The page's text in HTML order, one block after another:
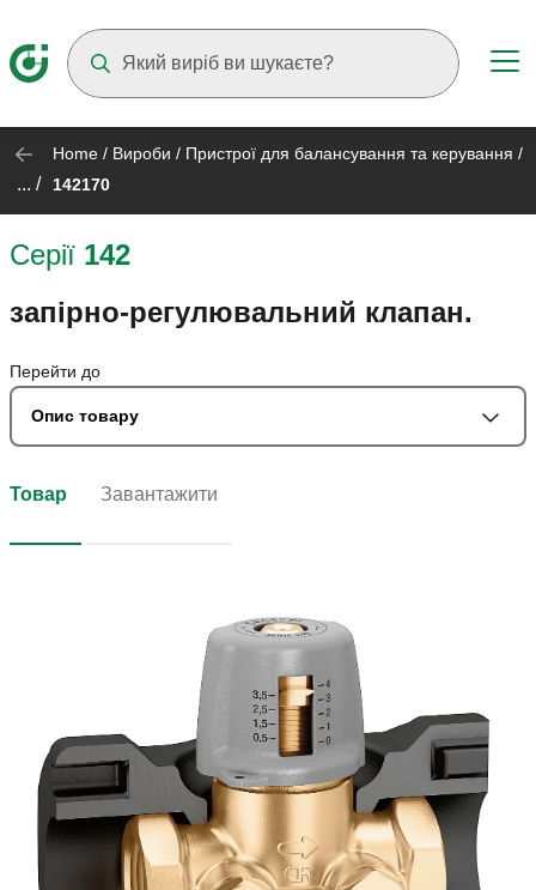
Home / Вироби / Пристрої для балансування та керування /
... / 142170
Серії 142
запірно-регулювальний клапан.
Перейти до
Опис товару
Товар Завантажити